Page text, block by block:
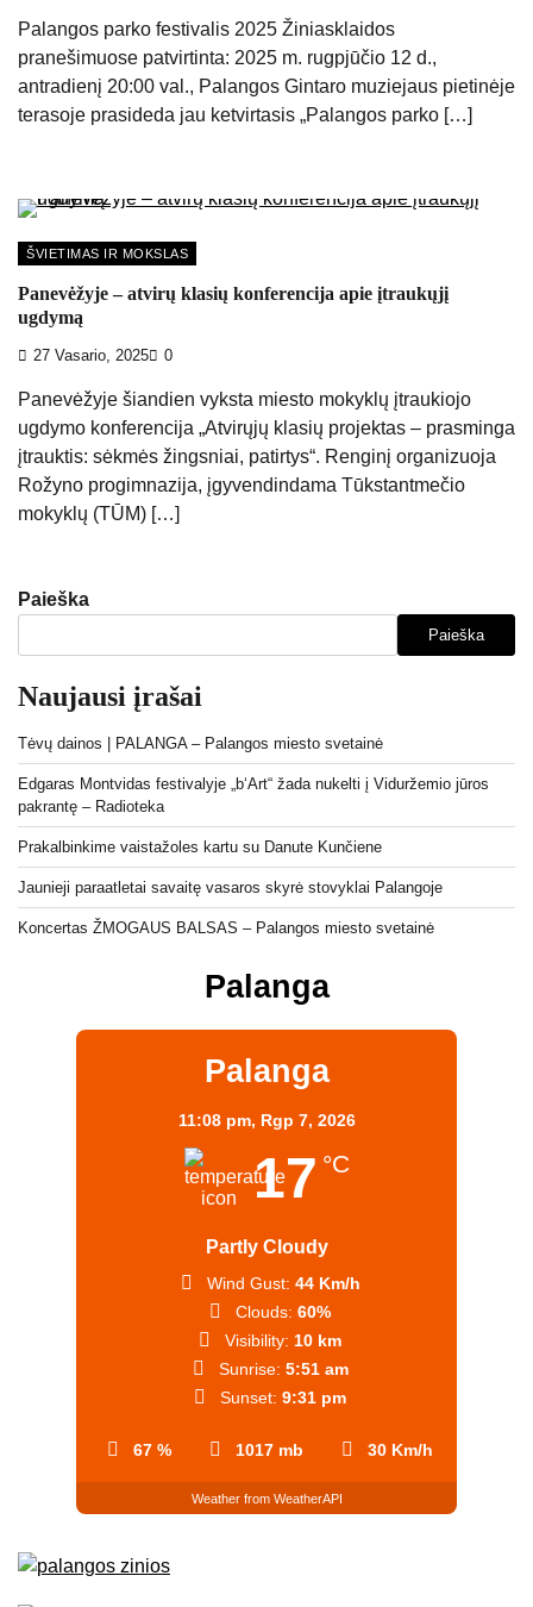
Palangos parko festivalis 2025 Žiniasklaidos
pranešimuose patvirtinta: 2025 m. rugpjūčio 12 d.,
antradienį 20:00 val., Palangos Gintaro muziejaus pietinėje
terasoje prasideda jau ketvirtasis „Palangos parko […]
ŠVIETIMAS IR MOKSLAS
Panevėžyje – atvirų klasių konferencija apie įtraukųjį
ugdymą
27 Vasario, 2025 0
Panevėžyje šiandien vyksta miesto mokyklų įtraukiojo
ugdymo konferencija „Atvirųjų klasių projektas – prasminga
įtrauktis: sėkmės žingsniai, patirtys“. Renginį organizuoja
Rožyno progimnazija, įgyvendindama Tūkstantmečio
mokyklų (TŪM) […]
Paieška
Paieška
Naujausi įrašai
Tėvų dainos | PALANGA – Palangos miesto svetainė
Edgaras Montvidas festivalyje „b‘Art“ žada nukelti į Viduržemio jūros
pakrantę – Radioteka
Prakalbinkime vaistažoles kartu su Danute Kunčiene
Jaunieji paraatletai savaitę vasaros skyrė stovyklai Palangoje
Koncertas ŽMOGAUS BALSAS – Palangos miesto svetainė
Palanga
Palanga
11:08 pm, Rgp 7, 2026
17 °C
Partly Cloudy
67 % 1017 mb 30 Km/h
Wind Gust: 44 Km/h
Clouds: 60%
Visibility: 10 km
Sunrise: 5:51 am
Sunset: 9:31 pm
Weather from WeatherAPI